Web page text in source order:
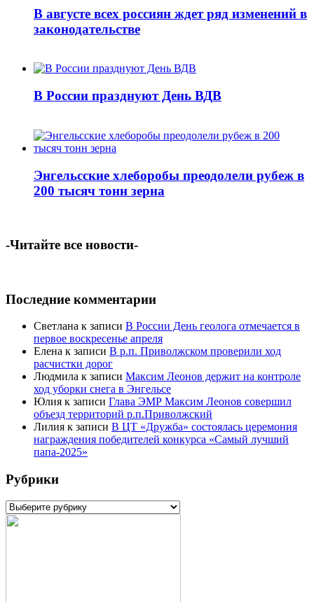
В августе всех россиян ждет ряд изменений в
законодательстве
В России празднуют День ВДВ
Энгельсские хлеборобы преодолели рубеж в
200 тысяч тонн зерна
-Читайте все новости-
Последние комментарии
Светлана к записи В России День геолога отмечается в
первое воскресенье апреля
Елена к записи В р.п. Приволжском проверили ход
расчистки дорог
Людмила к записи Максим Леонов держит на контроле
ход уборки снега в Энгельсе
Юлия к записи Глава ЭМР Максим Леонов совершил
объезд территорий р.п.Приволжский
Лилия к записи В ЦТ «Дружба» состоялась церемония
награждения победителей конкурса «Самый лучший
папа-2025»
Рубрики
Рубрики